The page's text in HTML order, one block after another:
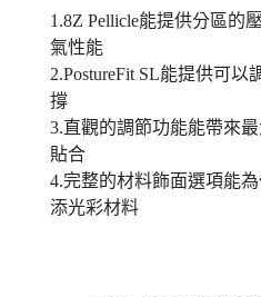
1.8Z Pellicle能提供分區的
氣性能
2.PostureFit SL能提供可
撐
3.直觀的調節功能能帶來
貼合
4.完整的材料飾面選項能
添光彩材料